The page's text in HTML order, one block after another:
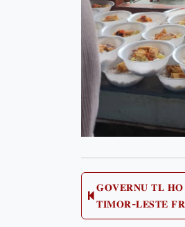
Post
𝐆𝐎𝐕𝐄𝐑𝐍𝐔 𝐓𝐋 𝐇𝐎
𝐓𝐈𝐌𝐎𝐑-𝐋𝐄𝐒𝐓𝐄